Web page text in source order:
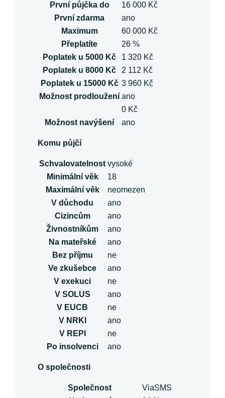
První půjčka do
16 000 Kč
První zdarma
ano
Maximum
60 000 Kč
Přeplatíte
26 %
Poplatek u 5000 Kč
1 320 Kč
Poplatek u 8000 Kč
2 112 Kč
Poplatek u 15000 Kč 3 960 Kč
Možnost prodloužení ano
0 Kč
Možnost navýšení
ano
Komu půjčí
Schvalovatelnost vysoké
Minimální věk
18
Maximální věk
neomezen
V důchodu
ano
Cizincům
ano
Živnostníkům
ano
Na mateřské
ano
Bez příjmu
ne
Ve zkušebce
ano
V exekuci
ne
V SOLUS
ano
V EUCB
ne
V NRKI
ano
V REPI
ne
Po insolvenci
ano
O společnosti
Společnost
ViaSMS